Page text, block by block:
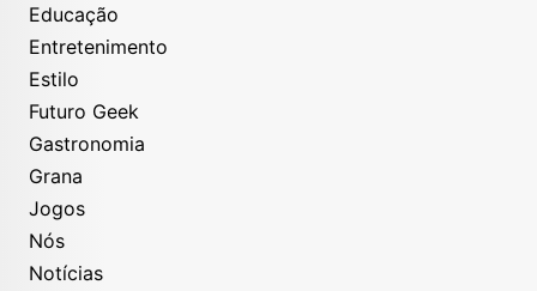
Educação
Entretenimento
Estilo
Futuro Geek
Gastronomia
Grana
Jogos
Nós
Notícias